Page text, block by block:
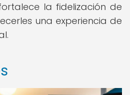
la fidelización de
una experiencia de